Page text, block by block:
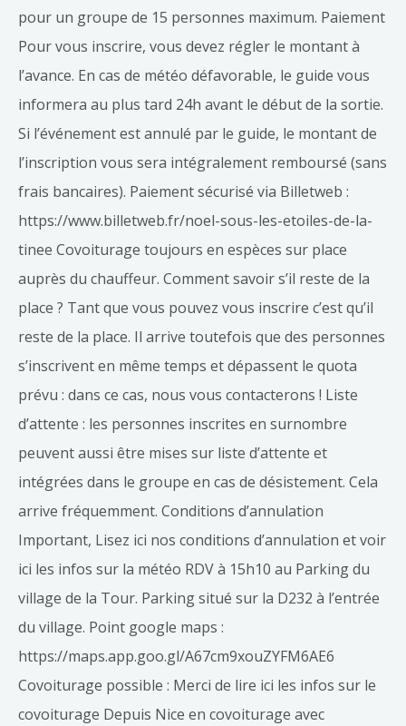
pour un groupe de 15 personnes maximum. Paiement
Pour vous inscrire, vous devez régler le montant à
l’avance. En cas de météo défavorable, le guide vous
informera au plus tard 24h avant le début de la sortie.
Si l’événement est annulé par le guide, le montant de
l’inscription vous sera intégralement remboursé (sans
frais bancaires). Paiement sécurisé via Billetweb :
https://www.billetweb.fr/noel-sous-les-etoiles-de-la-
tinee Covoiturage toujours en espèces sur place
auprès du chauffeur. Comment savoir s’il reste de la
place ? Tant que vous pouvez vous inscrire c’est qu’il
reste de la place. Il arrive toutefois que des personnes
s’inscrivent en même temps et dépassent le quota
prévu : dans ce cas, nous vous contacterons ! Liste
d’attente : les personnes inscrites en surnombre
peuvent aussi être mises sur liste d’attente et
intégrées dans le groupe en cas de désistement. Cela
arrive fréquemment. Conditions d’annulation
Important, Lisez ici nos conditions d’annulation et voir
ici les infos sur la météo RDV à 15h10 au Parking du
village de la Tour. Parking situé sur la D232 à l’entrée
du village. Point google maps :
https://maps.app.goo.gl/A67cm9xouZYFM6AE6
Covoiturage possible : Merci de lire ici les infos sur le
covoiturage Depuis Nice en covoiturage avec